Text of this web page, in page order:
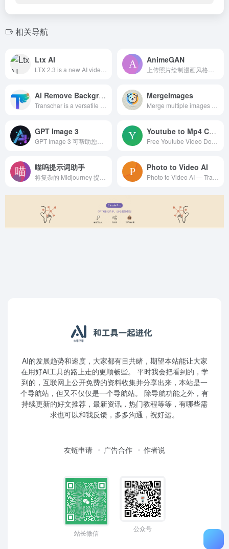
相关导航
Ltx AI AnimeGAN
AI Remove Background MergeImages
GPT Image 3 Youtube to Mp4 Converter
喵呜提示词助手 Photo to Video AI
AI的发展趋势和速度，大家都有目共睹，期望本站能让大家
在用好AI工具的路上走的更顺畅些。 平时我会把看到的，学
到的，互联网上公开免费的资料收集并分享出来，本站是一
个导航站，但又不仅仅是一个导航站。 除导航功能之外，有
持续更新的好文推荐，最新资讯，热门教程等等，有哪些需
求也可以和我反馈，多多沟通，祝好运。
友链申请 广告合作 作者说
站长微信
公众号